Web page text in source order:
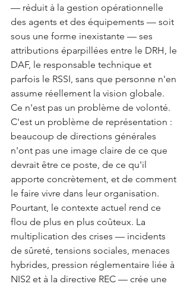
— réduit à la gestion opérationnelle
des agents et des équipements — soit
sous une forme inexistante — ses
attributions éparpillées entre le DRH, le
DAF, le responsable technique et
parfois le RSSI, sans que personne n'en
assume réellement la vision globale.
Ce n'est pas un problème de volonté.
C'est un problème de représentation :
beaucoup de directions générales
n'ont pas une image claire de ce que
devrait être ce poste, de ce qu'il
apporte concrètement, et de comment
le faire vivre dans leur organisation.
Pourtant, le contexte actuel rend ce
flou de plus en plus coûteux. La
multiplication des crises — incidents
de sûreté, tensions sociales, menaces
hybrides, pression réglementaire liée à
NIS2 et à la directive REC — crée une